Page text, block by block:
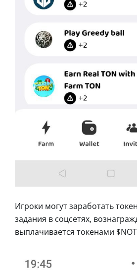
Игроки могут заработать
задания в соцсетях,
выплачивается токенами